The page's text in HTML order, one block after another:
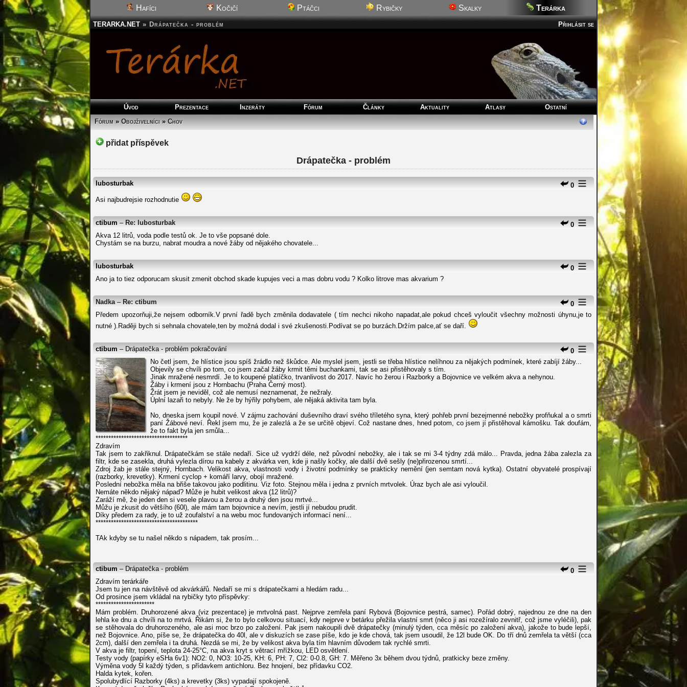
Hafíci Kočičí Ptáčci Rybičky Skalky Terárka
Přihlásit se
TERARKA.NET » Drápatečka - problém
Úvod Prezentace Inzeráty Fórum Články Aktuality Atlasy
Ostatní
Fórum»Obojživelníci»Chov
přidat příspěvek
Drápatečka - problém
0
lubosturbak
Asi najbudrejsie rozhodnutie
0
ctibum – Re: lubosturbak
Akva 12 litrů, voda podle testů ok. Je to vše popsané dole.
Chystám se na burzu, nabrat moudra a nové žáby od nějakého chovatele...
0
lubosturbak
Ano ja to tiez odporucam skusit zmenit obchod skade kupujes veci a mas dobru vodu ? Kolko litrove mas akvarium ?
0
Nadka – Re: ctibum
Předem upozorňuji,že nejsem odborník.V první řadě bych změnila dodavatele ( tím nechci nikoho napadat,ale pokud chceš vyloučit všechny možnosti úhynu,je to
nutné ).Raději bych si sehnala chovatele,ten by možná dodal i své zkušenosti.Podívat se po burzách.Držím palce,ať se daří.
0
ctibum – Drápatečka - problém pokračování
No četl jsem, že hlístice jsou spíš žrádlo než škůdce. Ale myslel jsem, jestli se třeba hlístice nelíhnou za nějakých podmínek, které zabíjí žáby...
Objevily se chvíli po tom, co jsem začal žáby krmit těmi buchankami, tak se asi přistěhovaly s tím.
Jinak mražené nesmrdí. Je to koupené platíčko, trvanlivost do 2017. Navíc ho žerou i Razborky a Bojovnice ve velkém akva a nehynou.
Žáby i krmení jsou z Hornbachu (Praha Černý most).
Žrát jsem je neviděl, což ale nemusí neznamenat, že nežraly.
Úplní lazaři to nebyly. Ne že by hýřily pohybem, ale nějaká aktivita tam byla.
No, dneska jsem koupil nové. V zájmu zachování duševního draví svého tříletého syna, který pohřeb první bezejmenné nebožky profňukal a o smrti
paní Žábové neví. Řekl jsem mu, že je zalezlá a že se určitě objeví. Což nastane dnes, hned potom, co jsem jí přistěhoval kámošku. Tak doufám,
že to fakt byla jen smůla...
************************************
Zdravím
Tak jsem to zakřiknul. Drápatečkám se stále nedaří. Sice už vydrží déle, než původní nebožky, ale i tak se mi 3-4 týdny zdá málo... Pravda, jedna žába zalezla za
filtr, kde se zasekla, druhá vylezla dírou na kabely z akvárka ven, kde ji našly kočky, ale další dvě sešly (ne)přirozenou smrtí...
Zdroj žab je stále stejný, Hornbach. Velikost akva, vlastnosti vody i životní podmínky se prakticky nemění (jen semtam nová kytka). Ostatní obyvatelé prospívají
(razborky, krevetky). Krmení cyclop + komáří larvy, obojí mražené.
Poslední nebožka měla na břiše takovou jako podlitinu. Viz foto. Stejnou měla i jedna z prvních mrtvolek. Úraz bych ale asi vyloučil.
Nemáte někdo nějaký nápad? Může je hubit velikost akva (12 litrů)?
Zaráží mě, že jeden den si vesele plavou a žerou a druhý den jsou mrtvé...
Můžu je zkusit do většího (60l), ale mám tam bojovnice a nevím, jestli jí nebudou prudit.
Díky předem za rady, je to už zoufalství a na webu moc fundovaných informací není...
****************************************
TAk kdyby se tu našel někdo s nápadem, tak prosím...
0
ctibum – Drápatečka - problém
Zdravím terárkáře
Jsem tu jen na návštěvě od akvárkářů. Nedaří se mi s drápatečkami a hledám radu...
Od prosince jsem vkládal na rybičky tyto příspěvky:
***********************
Mám problém. Druhorozené akva (viz prezentace) je mrtvolná past. Nejprve zemřela paní Rybová (Bojovnice pestrá, samec). Pořád dobrý, najednou ze dne na den
lehla ke dnu a chvíli na to mrtvá. Řikám si, že to bylo celkovou situací, kdy nejprve v betárku přežila vlastní smrt (něco ji asi rozežíralo zevnitř, což jsme vyléčili), pak
se stěhovala do druhorozeného, ale asi moc brzo po založení. Pak jsem nakoupili dvě drápatečky (minulý týden, cca měsíc po založení akva), jakože to bude lepší,
než Bojovnice. Ano, píše se, že drápatečka do 40l, ale v diskuzích se zase píše, kdo je kde chová, tak jsem usoudil, že 12l bude OK. Do tří dnů zemřela ta větší (cca
2cm), další den zemřela i ta druhá. Nezdá se mi, že by velikost akva byla tím hlavním důvodem tak rychlé smrti.
V akva je filtr, topení, teplota 24-25°C, na akva kryt s větrací mřížkou, LED osvětlení.
Testy vody (papírky eSHa 6v1): NO2: 0, NO3: 10-25, KH: 6, PH: 7, Cl2: 0-0.8, GH: 7. Měřeno 3x během dvou týdnů, pratkicky beze změny.
Výměna vody 5l každý týden, s přídavkem antichloru. Bez hnojení, bez přídavku CO2.
Halda kytek, kořen.
Spolubydlící Razborky (4ks) a krevetky (3ks) vypadají spokojeně.